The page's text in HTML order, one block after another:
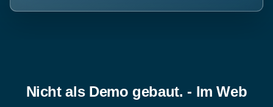
Nicht als Demo gebaut. - Im Web